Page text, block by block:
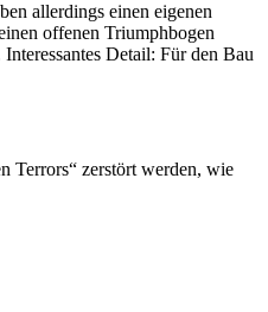
allerdings einen eigenen
offenen Triumphbogen
Detail: Für den Bau
Terrors“ zerstört werden, wie